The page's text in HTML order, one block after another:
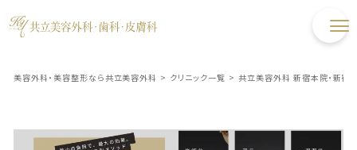
美容外科・美容整形なら共立美容外科 > クリニック一覧 > 共立美容外科 新宿本院・新宿